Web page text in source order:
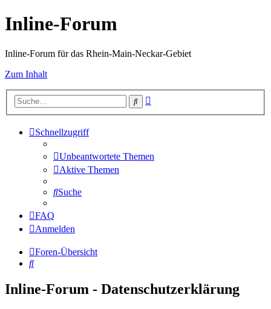
Inline-Forum
Inline-Forum für das Rhein-Main-Neckar-Gebiet
Zum Inhalt
Suche
Schnellzugriff
Unbeantwortete Themen
Aktive Themen
Suche
FAQ
Anmelden
Foren-Übersicht
Suche
Inline-Forum - Datenschutzerklärung